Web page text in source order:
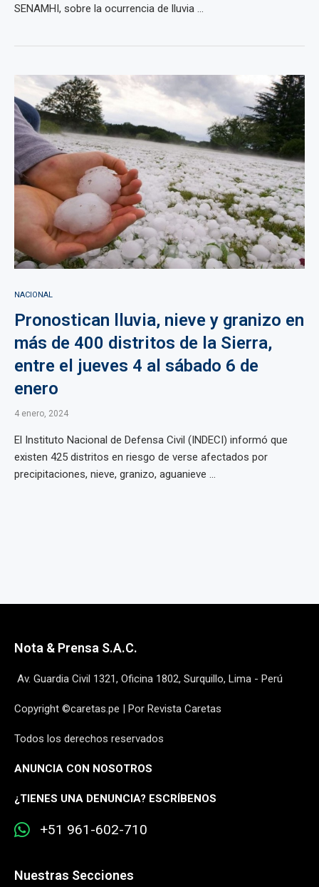
SENAMHI, sobre la ocurrencia de lluvia ...
NACIONAL
Pronostican lluvia, nieve y granizo en
más de 400 distritos de la Sierra,
entre el jueves 4 al sábado 6 de
enero
4 enero, 2024
El Instituto Nacional de Defensa Civil (INDECI) informó que
existen 425 distritos en riesgo de verse afectados por
precipitaciones, nieve, granizo, aguanieve ...
Nota & Prensa S.A.C.
Av. Guardia Civil 1321, Oficina 1802, Surquillo, Lima - Perú
Copyright ©caretas.pe | Por Revista Caretas
Todos los derechos reservados
ANUNCIA CON NOSOTROS
¿TIENES UNA DENUNCIA? ESCRÍBENOS
+51 961-602-710
Nuestras Secciones